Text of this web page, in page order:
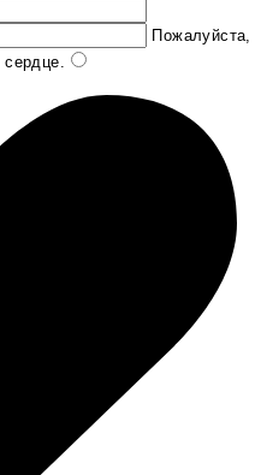
Пожалуйста,
сердце.